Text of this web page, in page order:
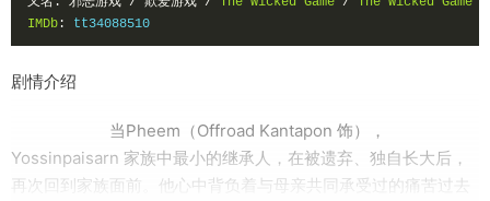
IMDb : tt34088510
剧情介绍
当Pheem（Offroad Kantapon 饰），
Yossinpaisarn 家族中最小的继承人，在被遗弃、独自长大后，
再次回到家族面前。他心中背负着与母亲共同承受过的痛苦过去